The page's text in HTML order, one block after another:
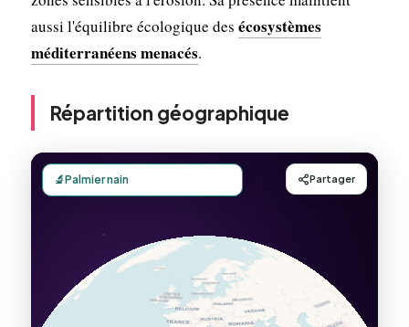
aussi l'équilibre écologique des écosystèmes
méditerranéens menacés.
Répartition géographique